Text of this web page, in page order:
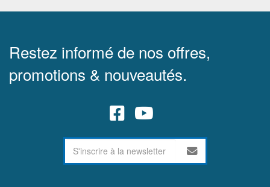
Restez informé de nos offres,
promotions & nouveautés.